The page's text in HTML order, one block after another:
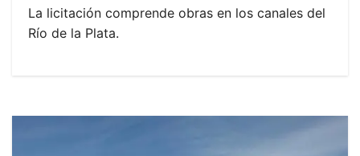
La licitación comprende obras en los canales del
Río de la Plata.